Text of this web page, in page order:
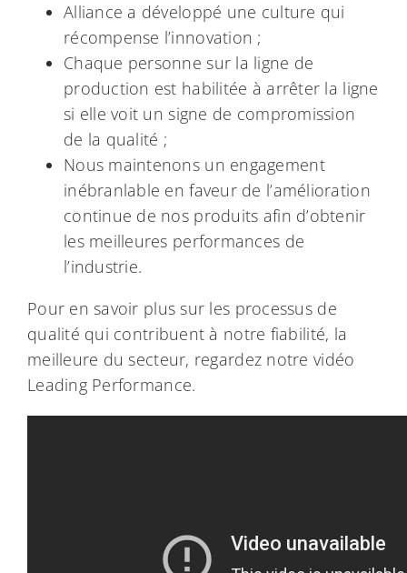
Alliance a développé une culture qui
récompense l’innovation ;
Chaque personne sur la ligne de
production est habilitée à arrêter la ligne
si elle voit un signe de compromission
de la qualité ;
Nous maintenons un engagement
inébranlable en faveur de l’amélioration
continue de nos produits afin d’obtenir
les meilleures performances de
l’industrie.
Pour en savoir plus sur les processus de
qualité qui contribuent à notre fiabilité, la
meilleure du secteur, regardez notre vidéo
Leading Performance.